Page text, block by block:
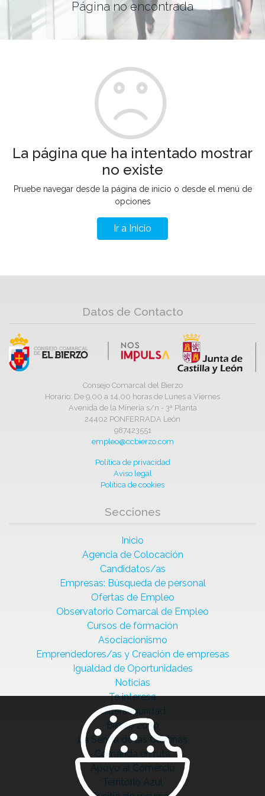
Página no encontrada
La página que ha intentado mostrar
no existe
Pruebe navegar desde la página de inicio o desde el menú de
opciones
Ir a Inicio
Datos de Contacto
Consejo Comarcal del Bierzo
Horario: De 9,00 a 14,00 horas de Lunes a Viernes
Avenida de la Minería s/n - 3ª Planta
24402 PONFERRADA León
987423551
empleo@ccbierzo.com
Política de privacidad
Aviso legal
Política de cookies
Secciones
Inicio
Agencia de Colocación
Candidatos/as
Empresas: Búsqueda de personal
Ofertas de Empleo
Observatorio Comarcal de Empleo
Cursos de formación
Asociacionismo
Emprendedores/as y Creación de empresas
Igualdad de Oportunidades
Noticias
Te interesa
Ciberseguridad
Bierzo 2030
La Senda de las Cantinas
Comanda en ruta
Apoyo al Comercio
Territorio Azul